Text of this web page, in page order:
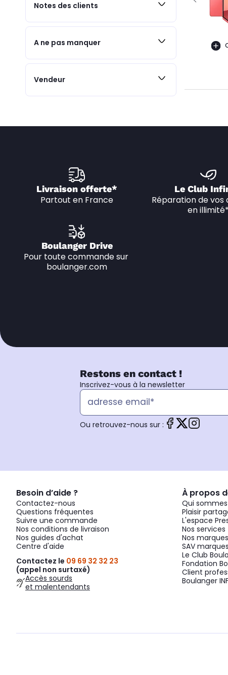
Notes des clients
A ne pas manquer
Vendeur
Livraison offerte*
Partout en France
Le Club
Réparation de vos
en illimité*
Boulanger Drive
Pour toute commande sur
boulanger.com
Restons en contact !
Inscrivez-vous à la newsletter
Ou retrouvez-nous sur :
Besoin d’aide ?
Contactez-nous
Questions fréquentes
Suivre une commande
Nos conditions de livraison
Nos guides d'achat
Centre d'aide
Contactez le 09 69 32 32 23
(appel non surtaxé)
Accès sourds
et malentendants
À propos
Qui
Plaisir
L'espace
Nos services
Nos
SAV
Le Club
Fondation
Client
Boulanger